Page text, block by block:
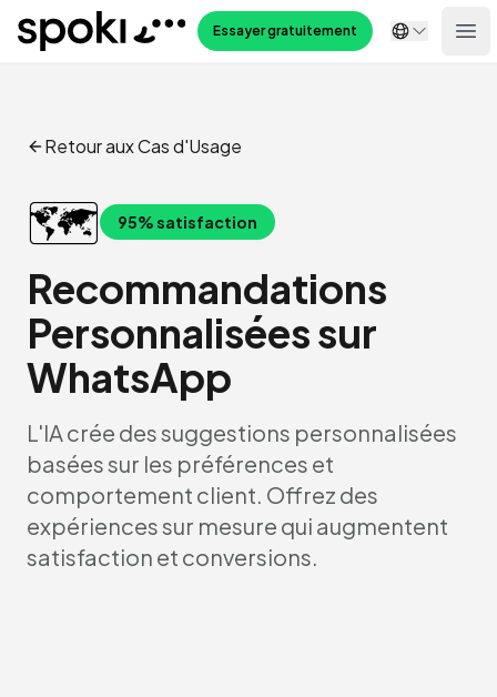
Spoki Essayer gratuitement
Retour aux Cas d'Usage
🗺️ 95% satisfaction
Recommandations
Personnalisées sur
WhatsApp
L'IA crée des suggestions personnalisées
basées sur les préférences et
comportement client. Offrez des
expériences sur mesure qui augmentent
satisfaction et conversions.